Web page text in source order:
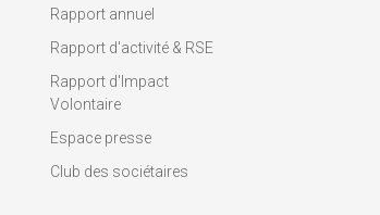
Rapport annuel
Rapport d'activité & RSE
Rapport d'Impact
Volontaire
Espace presse
Club des sociétaires